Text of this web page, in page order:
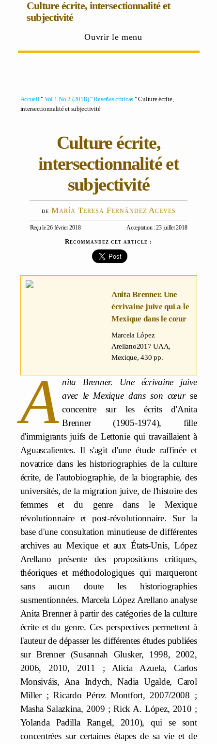
Culture écrite, intersectionnalité et
subjectivité
Ouvrir le menu
Accueil " Vol 1 No 2 (2018)"Reseñas críticas " Culture écrite,
intersectionnalité et subjectivité
Culture écrite,
intersectionnalité et
subjectivité
María Teresa Fernández Aceves
Reçu le 26 février 2018 Acceptation : 23 juillet 2018
Recommandez cet article :
Anita Brenner. Une
écrivaine juive qui a le
Mexique dans le cœur
Marcela López
Arellano2017 UAA,
Mexique, 430 pp.
A nita Brenner. Une écrivaine juive
avec le Mexique dans son cœurse
concentre sur les écrits d'Anita
Brenner (1905-1974), fille
d'immigrants juifs de Lettonie qui travaillaient à
Aguascalientes. Il s'agit d'une étude raffinée et
novatrice dans les historiographies de la culture
écrite, de l'autobiographie, de la biographie, des
universités, de la migration juive, de l'histoire des
femmes et du genre dans le Mexique
révolutionnaire et post-révolutionnaire. Sur la
base d'une consultation minutieuse de différentes
archives au Mexique et aux États-Unis, López
Arellano présente des propositions critiques,
théoriques et méthodologiques qui marqueront
sans aucun doute les historiographies
susmentionnées. Marcela López Arellano analyse
Anita Brenner à partir des catégories de la culture
écrite et du genre. Ces perspectives permettent à
l'auteur de dépasser les différentes études publiées
sur Brenner (Susannah Glusker, 1998, 2002,
2006, 2010, 2011 ; Alicia Azuela, Carlos
Monsiváis, Ana Indych, Nadia Ugalde, Carol
Miller ; Ricardo Pérez Montfort, 2007/2008 ;
Masha Salazkina, 2009 ; Rick A. López, 2010 ;
Yolanda Padilla Rangel, 2010), qui se sont
concentrées sur certaines étapes de sa vie et de